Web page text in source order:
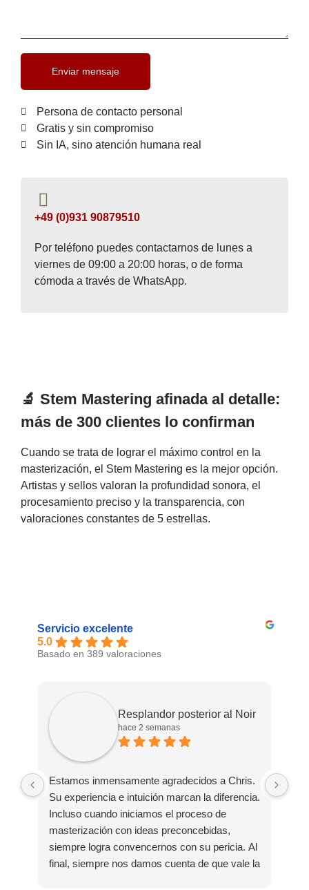
Enviar mensaje
Persona de contacto personal
Gratis y sin compromiso
Sin IA, sino atención humana real
+49 (0)931 90879510
Por teléfono puedes contactarnos de lunes a
viernes de 09:00 a 20:00 horas, o de forma
cómoda a través de WhatsApp.
🔬 Stem Mastering afinada al detalle:
más de 300 clientes lo confirman
Cuando se trata de lograr el máximo control en la
masterización, el Stem Mastering es la mejor opción.
Artistas y sellos valoran la profundidad sonora, el
procesamiento preciso y la transparencia, con
valoraciones constantes de 5 estrellas.
Servicio excelente
5.0
Basado en 389 valoraciones
Resplandor posterior al Noir
hace 2 semanas
Estamos inmensamente agradecidos a Chris.
Su experiencia e intuición marcan la diferencia.
Incluso cuando iniciamos el proceso de
masterización con ideas preconcebidas,
siempre logra convencernos con su pericia. Al
final, siempre nos damos cuenta de que vale la